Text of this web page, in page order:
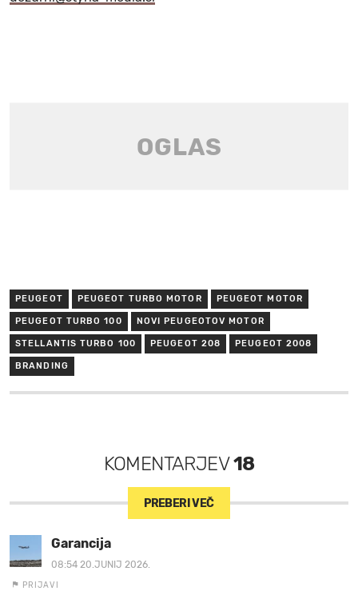
PEUGEOT PEUGEOT TURBO MOTOR PEUGEOT MOTOR
PEUGEOT TURBO 100 NOVI PEUGEOTOV MOTOR
STELLANTIS TURBO 100 PEUGEOT 208 PEUGEOT 2008
BRANDING
KOMENTARJEV18
PREBERI VEČ
Garancija
08:54 20.JUNIJ 2026.
PRIJAVI